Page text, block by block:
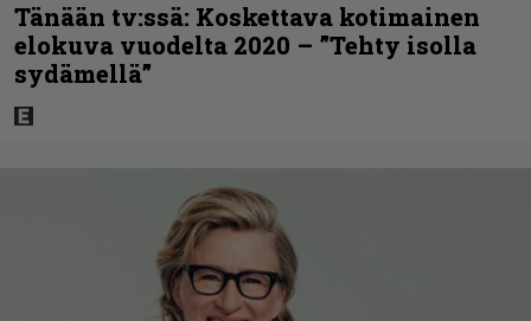
Tänään tv:ssä: Koskettava kotimainen
elokuva vuodelta 2020 – ”Tehty isolla
sydämellä”